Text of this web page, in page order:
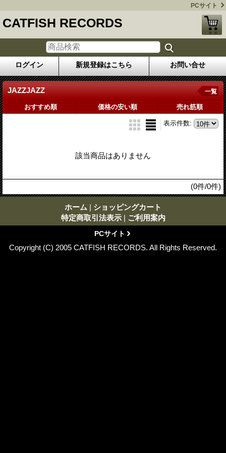
PCサイト
CATFISH RECORDS
ログイン 新規登録はこちら お問い合せ
JAZZJAZZ 一覧
おすすめ順 価格の安い順 売れ筋順
表示件数:
該当商品はありません
(0件/0件)
ホーム | ショッピングカート
特定商取引法表示 | ご利用案内
PCサイト
Copyright (C) 2005 CATFISH RECORDS. All Rights Reserved.